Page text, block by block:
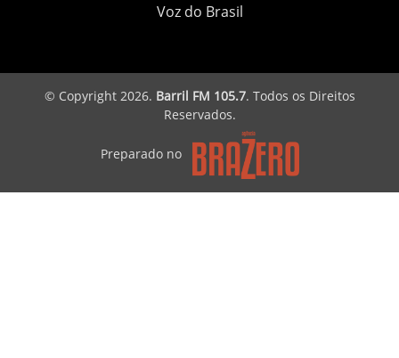
Voz do Brasil
© Copyright 2026. Barril FM 105.7. Todos os Direitos
Reservados.
Preparado no